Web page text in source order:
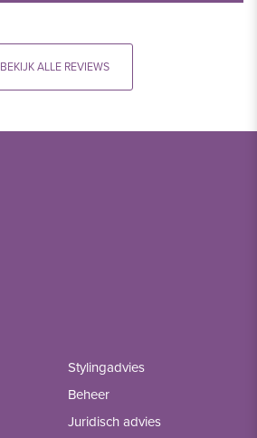
BEKIJK ALLE REVIEWS
Stylingadvies
Beheer
Juridisch advies